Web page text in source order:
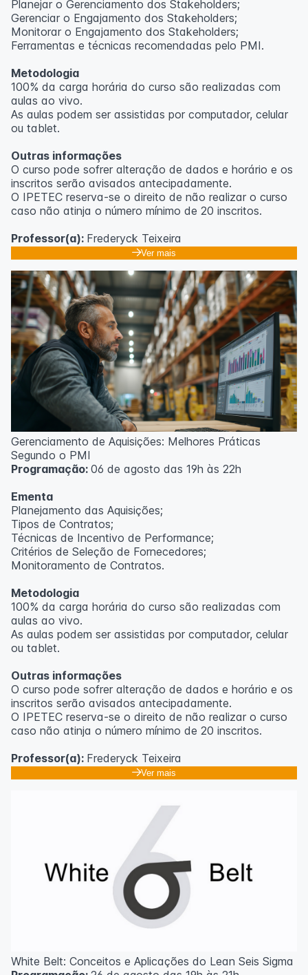
Planejar o Gerenciamento dos Stakeholders;
Gerenciar o Engajamento dos Stakeholders;
Monitorar o Engajamento dos Stakeholders;
Ferramentas e técnicas recomendadas pelo PMI.
Metodologia
100% da carga horária do curso são realizadas com
aulas ao vivo.
As aulas podem ser assistidas por computador, celular
ou tablet.
Outras informações
O curso pode sofrer alteração de dados e horário e os
inscritos serão avisados ​​antecipadamente.
O IPETEC reserva-se o direito de não realizar o curso
caso não atinja o número mínimo de 20 inscritos.
Professor(a): Frederyck Teixeira
Ver mais
Gerenciamento de Aquisições: Melhores Práticas
Segundo o PMI
Programação: 06 de agosto das 19h às 22h
Ementa
Planejamento das Aquisições;
Tipos de Contratos;
Técnicas de Incentivo de Performance;
Critérios de Seleção de Fornecedores;
Monitoramento de Contratos.
Metodologia
100% da carga horária do curso são realizadas com
aulas ao vivo.
As aulas podem ser assistidas por computador, celular
ou tablet.
Outras informações
O curso pode sofrer alteração de dados e horário e os
inscritos serão avisados ​​antecipadamente.
O IPETEC reserva-se o direito de não realizar o curso
caso não atinja o número mínimo de 20 inscritos.
Professor(a): Frederyck Teixeira
Ver mais
White Belt: Conceitos e Aplicações do Lean Seis Sigma